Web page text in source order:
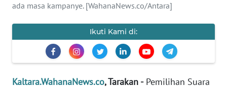
ada masa kampanye. [WahanaNews.co/Antara]
Ikuti Kami di:
Kaltara.WahanaNews.co, Tarakan -Pemilihan Suara
TENTANG
PEDOMAN